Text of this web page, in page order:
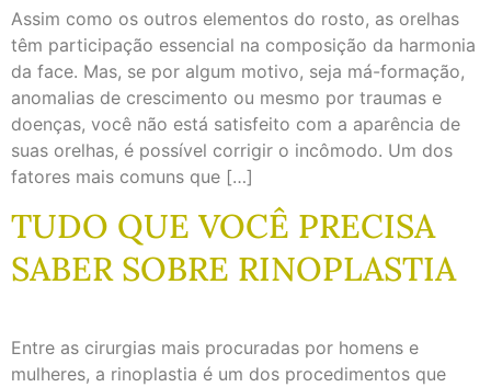
Assim como os outros elementos do rosto, as orelhas
têm participação essencial na composição da harmonia
da face. Mas, se por algum motivo, seja má-formação,
anomalias de crescimento ou mesmo por traumas e
doenças, você não está satisfeito com a aparência de
suas orelhas, é possível corrigir o incômodo. Um dos
fatores mais comuns que […]
TUDO QUE VOCÊ PRECISA
SABER SOBRE RINOPLASTIA
Entre as cirurgias mais procuradas por homens e
mulheres, a rinoplastia é um dos procedimentos que